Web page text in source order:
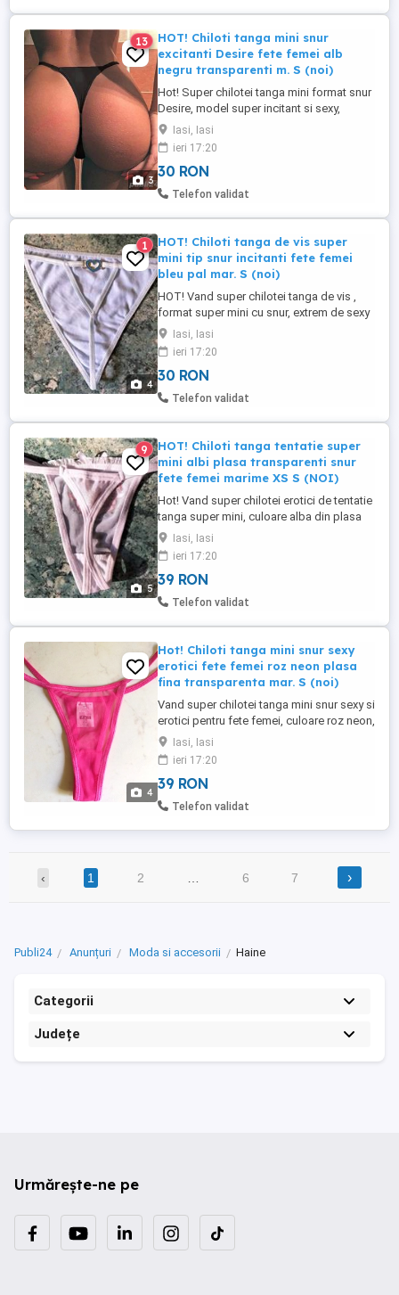
3
13
HOT! Chiloti tanga mini snur
excitanti Desire fete femei alb
negru transparenti m. S (noi)
Hot! Super chilotei tanga mini format snur
Desire, model super incitant si sexy,
pentru fete femei, din plasa fina
transparenta, marime S, absolut noi. Culori
disponibile: alb si negru Compozitie:
Polyester si Elasthane. Snur elastic,
material transparent foarte fin, foarte
Iasi, Iasi
ieri 17:20
30 RON
Telefon validat
4
1
HOT! Chiloti tanga de vis super
mini tip snur incitanti fete femei
bleu pal mar. S (noi)
HOT! Vand super chilotei tanga de vis ,
format super mini cu snur, extrem de sexy
si incitanti, pentru fete femei, culoare bleu
ciel, marime S, absolut noi. Laterale si
spate din snur, super elastici, material fin
usor transparent si foarte confortabili,
accesorizati cu detaliu metalic in forma de
Iasi, Iasi
ieri 17:20
30 RON
Telefon validat
5
9
HOT! Chiloti tanga tentatie super
mini albi plasa transparenti snur
fete femei marime XS S (NOI)
Hot! Vand super chilotei erotici de tentatie
tanga super mini, culoare alba din plasa
ultrafina transparenta, cu broderie
delicata, fundita alba si strassuri, tip snur,
pentru fete femei, marime XS S, absolut
noi. Sunt prevazuti cu mini dantela in
partea din fata. Ultra minusculi, extrem de
Iasi, Iasi
ieri 17:20
39 RON
Telefon validat
4
Hot! Chiloti tanga mini snur sexy
erotici fete femei roz neon plasa
fina transparenta mar. S (noi)
Vand super chilotei tanga mini snur sexy si
erotici pentru fete femei, culoare roz neon,
din plasa fina total transparenta, marime
S, absolut noi. Compozitie: 90% Polyester
si 10% Spandex. Material foarte fin si
placut la atingere, snur foarte elastic si
comod. Fata si spate doar doua
Iasi, Iasi
ieri 17:20
39 RON
Telefon validat
‹ 1 2 6 7 ›
Publi24 Anunțuri Moda si accesorii Haine
Categorii
Județe
Urmărește-ne pe